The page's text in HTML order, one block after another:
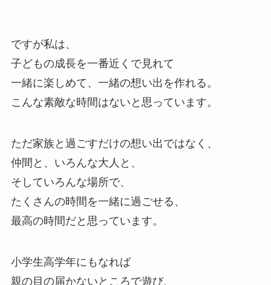
ですが私は、
子どもの成長を一番近くで見れて
一緒に楽しめて、一緒の想い出を作れる。
こんな素敵な時間はないと思っています。
ただ家族と過ごすだけの想い出ではなく、
仲間と、いろんな大人と、
そしていろんな場所で、
たくさんの時間を一緒に過ごせる、
最高の時間だと思っています。
小学生高学年にもなれば
親の目の届かないところで遊び、